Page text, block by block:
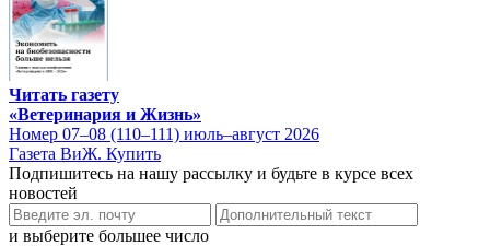
Читать газету
«Ветеринария и Жизнь»
Номер 07–08 (110–111) июль–август 2026
Газета ВиЖ. Купить
Подпишитесь на нашу рассылку и будьте в курсе всех
новостей
и выберите большее число